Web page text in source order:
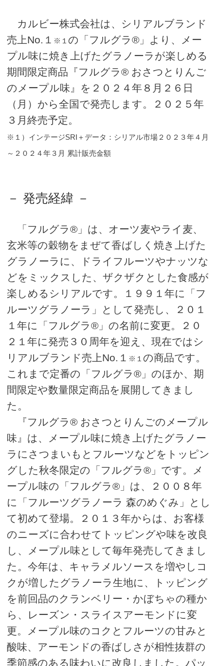
カルビー株式会社は、シリアルブランド
売上No.１ ※１ の「フルグラ®」より、メー
プル味に焼き上げたグラノーラが楽しめる
期間限定商品『フルグラ® おさつとりんご
のメープル味』を２０２４年８月２６日
（月）から全国で発売します。２０２５年
３月終売予定。
※１）インテージSRI＋データ：シリアル市場２０２３年４月
～２０２４年３月 累計販売金額
－ 発売経緯 －
「フルグラ®」は、オーツ麦やライ麦、
玄米等の穀物をまぜて香ばしく焼き上げた
グラノーラに、ドライフルーツやナッツな
どをミックスした、ザクザクとした食感が
楽しめるシリアルです。１９９１年に「フ
ルーツグラノーラ」として発売し、２０１
１年に「フルグラ®」の名前に変更。２０
２１年に発売３０周年を迎え、現在ではシ
リアルブランド売上No.１ ※１ の商品です。
これまで定番の「フルグラ®」のほか、期
間限定や数量限定商品を展開してきまし
た。
『フルグラ® おさつとりんごのメープル
味』は、メープル味に焼き上げたグラノー
ラにさつまいもとフルーツなどをトッピン
グした秋冬限定の「フルグラ®」です。メ
ープル味の「フルグラ®」は、２００８年
に「フルーツグラノーラ 森のめぐみ」とし
て初めて登場。２０１３年からは、お客様
のニーズに合わせてトッピングや味を改良
し、メープル味として毎年発売してきまし
た。今年は、キャラメルソースを増やしコ
クが増したグラノーラ生地に、トッピング
を前回品のクランベリー・かぼちゃの種か
ら、レーズン・スライスアーモンドに変
更。メープル味のコクとフルーツの甘みと
酸味、アーモンドの香ばしさが相性抜群の
季節感のある味わいに改良しました。パッ